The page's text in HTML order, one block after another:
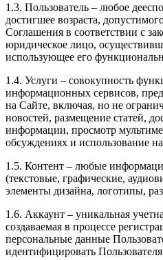
1.3. Пользователь – любое
достигшее возраста,
Соглашения в соответствии с
юридическое лицо,
использующее его
1.4. Услуги – совокупность
информационных сервисов,
на Сайте, включая, но не
новостей, размещение статей,
информации, просмотр
обсуждениях и использование
1.5. Контент – любые
(текстовые, графические,
элементы дизайна, логотипы,
1.6. Аккаунт – уникальная
создаваемая в процессе
персональные данные
идентифицировать